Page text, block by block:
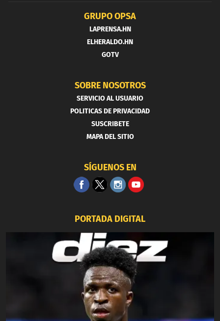
GRUPO OPSA
LAPRENSA.HN
ELHERALDO.HN
GOTV
SOBRE NOSOTROS
SERVICIO AL USUARIO
POLITICAS DE PRIVACIDAD
SUSCRIBETE
MAPA DEL SITIO
SÍGUENOS EN
PORTADA DIGITAL